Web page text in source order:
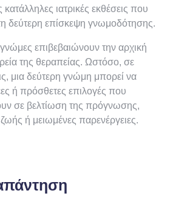
ιατρικές εκθέσεις που
δεύτερη επίσκεψη γνωμοδότησης.
επιβεβαιώνουν την αρχική
της θεραπείας. Ωστόσο, σε
μια δεύτερη γνώμη μπορεί να
ή πρόσθετες επιλογές που
σε βελτίωση της πρόγνωσης,
ή μειωμένες παρενέργειες.